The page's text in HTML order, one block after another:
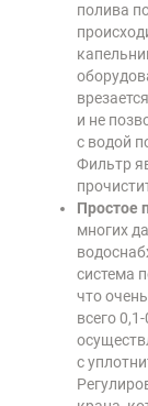
полива
и не
с водой
Фильтр
Простое
многих
система
что
всего
с